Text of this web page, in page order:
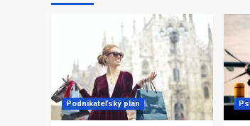
Podnikateľský plán